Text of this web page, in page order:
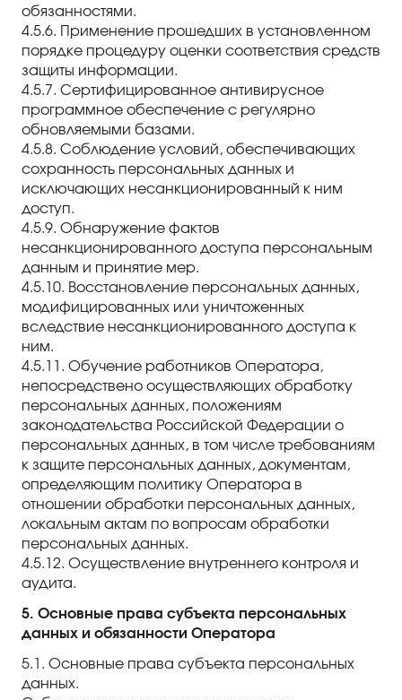
обязанностями.
4.5.6. Применение прошедших в установленном
порядке процедуру оценки соответствия средств
защиты информации.
4.5.7. Сертифицированное антивирусное
программное обеспечение с регулярно
обновляемыми базами.
4.5.8. Соблюдение условий, обеспечивающих
сохранность персональных данных и
исключающих несанкционированный к ним
доступ.
4.5.9. Обнаружение фактов
несанкционированного доступа персональным
данным и принятие мер.
4.5.10. Восстановление персональных данных,
модифицированных или уничтоженных
вследствие несанкционированного доступа к
ним.
4.5.11. Обучение работников Оператора,
непосредствено осуществляющих обработку
персональных данных, положениям
законодательства Российской Федерации о
персональных данных, в том числе требованиям
к защите персональных данных, документам,
определяющим политику Оператора в
отношении обработки персональных данных,
локальным актам по вопросам обработки
персональных данных.
4.5.12. Осуществление внутреннего контроля и
аудита.
5. Основные права субъекта персональных
данных и обязанности Оператора
5.1. Основные права субъекта персональных
данных.